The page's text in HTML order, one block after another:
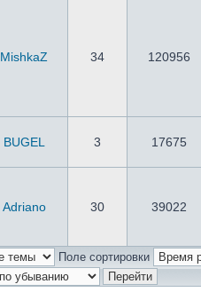
MishkaZ 34 120956
BUGEL 3 17675
Adriano 30 39022
Поле сортировки